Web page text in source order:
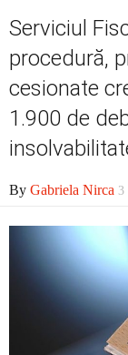
Social
Contact
Serviciul
procedură,
cesionate
1.900 de
By Gabriela Nirca 3